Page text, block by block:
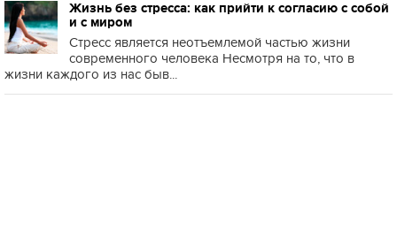
Жизнь без стресса: как прийти к согласию с собой
и с миром
Стресс является неотъемлемой частью жизни
современного человека Несмотря на то, что в
жизни каждого из нас быв...